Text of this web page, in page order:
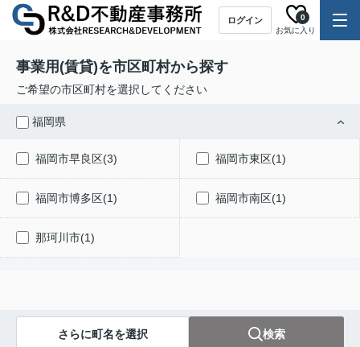
ログイン
お気に入り
0
事業用(賃貸)を市区町村から探す
ご希望の市区町村を選択してください
福岡県
福岡市早良区(3) 福岡市東区(1)
福岡市博多区(1) 福岡市南区(1)
那珂川市(1)
さらに町名を選択 検索